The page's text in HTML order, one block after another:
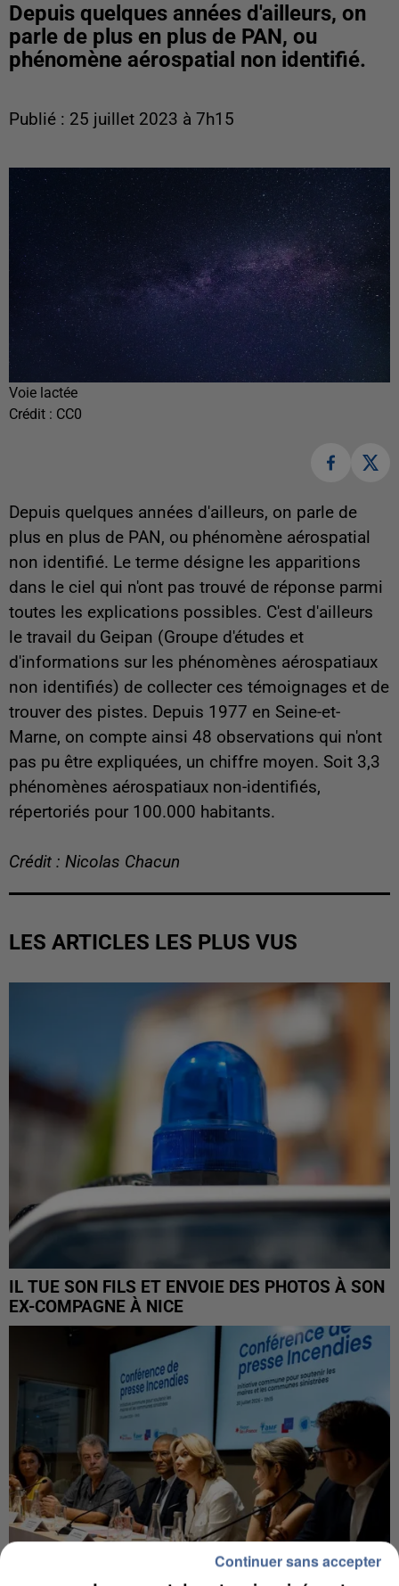
Depuis quelques années d'ailleurs, on
parle de plus en plus de PAN, ou
phénomène aérospatial non identifié.
Publié : 25 juillet 2023 à 7h15
Voie lactée
Crédit : CC0
Depuis quelques années d'ailleurs, on parle de
plus en plus de PAN, ou phénomène aérospatial
non identifié. Le terme désigne les apparitions
dans le ciel qui n'ont pas trouvé de réponse parmi
toutes les explications possibles. C'est d'ailleurs
le travail du Geipan (Groupe d'études et
d'informations sur les phénomènes aérospatiaux
non identifiés) de collecter ces témoignages et de
trouver des pistes. Depuis 1977 en Seine-et-
Marne, on compte ainsi 48 observations qui n'ont
pas pu être expliquées, un chiffre moyen. Soit 3,3
phénomènes aérospatiaux non-identifiés,
répertoriés pour 100.000 habitants.
Crédit : Nicolas Chacun
LES ARTICLES LES PLUS VUS
IL TUE SON FILS ET ENVOIE DES PHOTOS À SON
EX-COMPAGNE À NICE
Continuer sans accepter